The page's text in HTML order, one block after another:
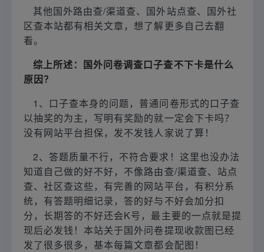
其他国外路由查/渠道查、国外站点查、国外社
区查本站都有相关文章，想了解更多自己去翻
看。
综上所述：国外问卷调查口子查不下卡是什么
原因？
1、口子查本身的问题，普通问卷形式的口子查
以抽奖的为主，写明有奖励的就一定会下卡吗？
没有网站平台担保，发不发钱人家说了算！
2、答题质量不行，不符合要求！这里也没办法
知道自己做的好不好，不像路由查/渠道查、站点
查、社区查这些，有完善的网站平台，有积分系
统，有答题明细记录，答的好与不好会加分扣
分，长期答的不好还会K号，最主要的一点就是提
现后必发钱！本站关于国外问卷提现收款图已经
发了很多很多，基本每篇文章都会配图！